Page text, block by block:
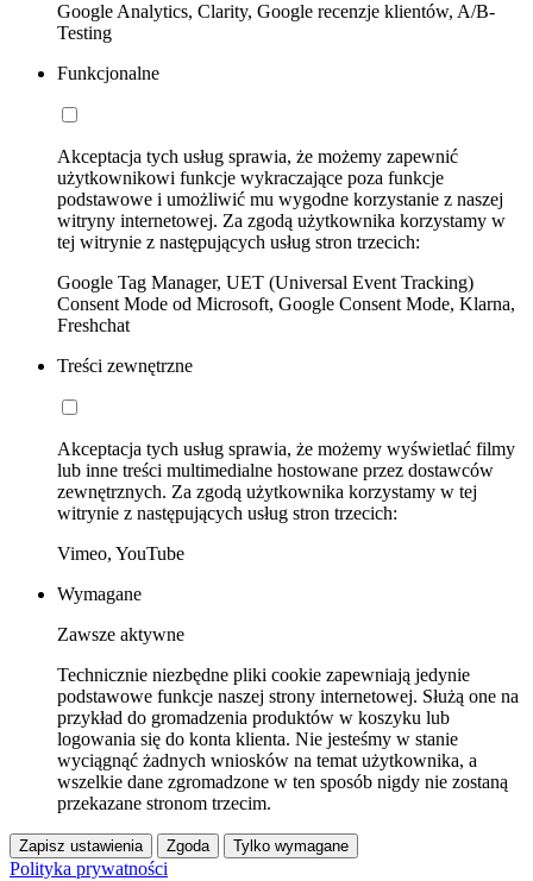
Google Analytics, Clarity, Google recenzje klientów, A/B-
Testing
Funkcjonalne
Akceptacja tych usług sprawia, że możemy zapewnić
użytkownikowi funkcje wykraczające poza funkcje
podstawowe i umożliwić mu wygodne korzystanie z naszej
witryny internetowej. Za zgodą użytkownika korzystamy w
tej witrynie z następujących usług stron trzecich:
Google Tag Manager, UET (Universal Event Tracking)
Consent Mode od Microsoft, Google Consent Mode, Klarna,
Freshchat
Treści zewnętrzne
Akceptacja tych usług sprawia, że możemy wyświetlać filmy
lub inne treści multimedialne hostowane przez dostawców
zewnętrznych. Za zgodą użytkownika korzystamy w tej
witrynie z następujących usług stron trzecich:
Vimeo, YouTube
Wymagane
Zawsze aktywne
Technicznie niezbędne pliki cookie zapewniają jedynie
podstawowe funkcje naszej strony internetowej. Służą one na
przykład do gromadzenia produktów w koszyku lub
logowania się do konta klienta. Nie jesteśmy w stanie
wyciągnąć żadnych wniosków na temat użytkownika, a
wszelkie dane zgromadzone w ten sposób nigdy nie zostaną
przekazane stronom trzecim.
Zapisz ustawienia Zgoda Tylko wymagane
Polityka prywatności